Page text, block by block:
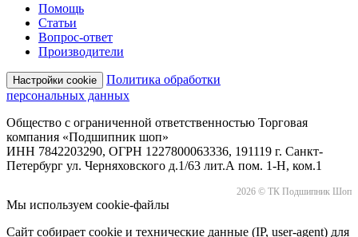
Помощь
Статьи
Вопрос-ответ
Производители
Настройки cookie
Политика обработки
персональных данных
Общество с ограниченной ответственностью Торговая
компания «Подшипник шоп»
ИНН 7842203290, ОГРН 1227800063336, 191119 г. Санкт-
Петербург ул. Черняховского д.1/63 лит.А пом. 1-Н, ком.1
2026 © ТК Подшипник Шоп
Мы используем cookie-файлы
Сайт собирает cookie и технические данные (IP, user-agent) для